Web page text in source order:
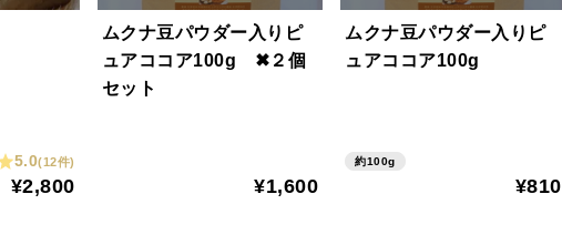
5.0(12件)
¥2,800
ムクナ豆パウダー入りピ
ュアココア100g ✖２個
セット
¥1,600
ムクナ豆パウダー入りピ
ュアココア100g
約100g
¥810